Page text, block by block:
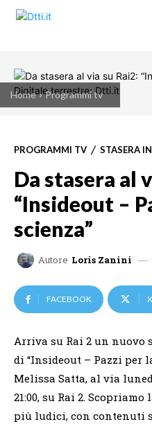
Home Programmi tv
PROGRAMMI TV STASERA
Da stasera al
“Insideout –
scienza”
Autore Loris Zanini
FACEBOOK X
Arriva su Rai 2 un nuovo
di “Insideout – Pazzi per
Melissa Satta, al via
21:00, su Rai 2.
più ludici, con contenuti